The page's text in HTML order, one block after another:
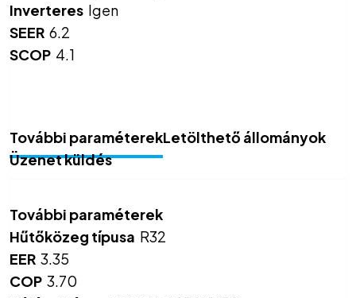
Inverteres Igen
SEER 6.2
SCOP 4.1
További paraméterekLetölthető állományok
Üzenet küldés
További paraméterek
Hűtőközeg típusa R32
EER 3.35
COP 3.70